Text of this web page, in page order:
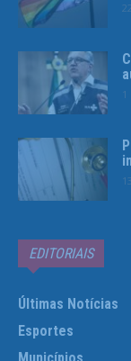
EDITORIAIS
Últimas Notícias
Esportes